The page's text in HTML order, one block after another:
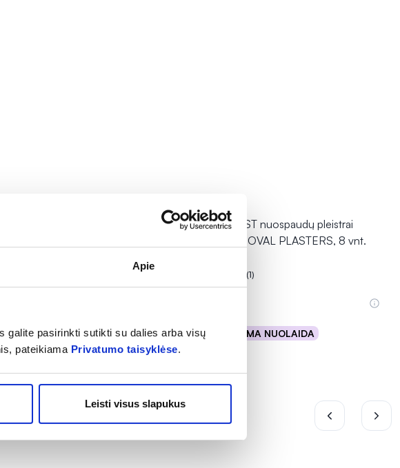
Apie
galite pasirinkti sutikti su dalies arba visų
pateikiama Privatumo taisyklėse.
Leisti visus slapukus
NUOLAIDA
Į krepšelį
HANSAPLAST nuospaudų pleistrai
CORN REMOVAL PLASTERS, 8 vnt.
Įvertinimas 5.0 iš 5
(1)
% PAPILDOMA NUOLAIDA
Į krepšelį